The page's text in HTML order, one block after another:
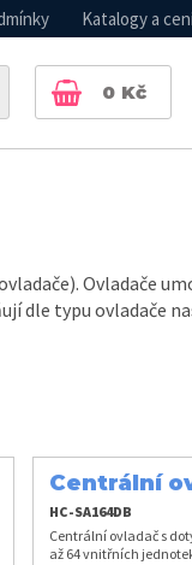
Katalogy a
0 Kč
Ovladače
dle typu ovladače
Centrální
SA164DBT
HC-SA164DB
Centrální ovladač s
až 64 vnitřních